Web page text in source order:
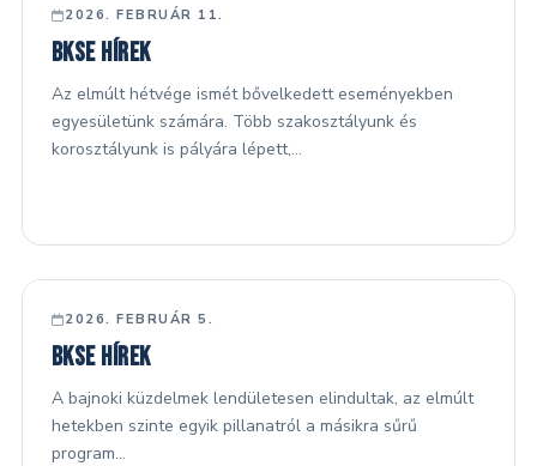
FŐ HÍREK
2026. FEBRUÁR 11.
BKSE hírek
Az elmúlt hétvége ismét bővelkedett eseményekben
egyesületünk számára. Több szakosztályunk és
korosztályunk is pályára lépett,…
FŐ HÍREK
2026. FEBRUÁR 5.
BKSE hírek
A bajnoki küzdelmek lendületesen elindultak, az elmúlt
hetekben szinte egyik pillanatról a másikra sűrű
program…